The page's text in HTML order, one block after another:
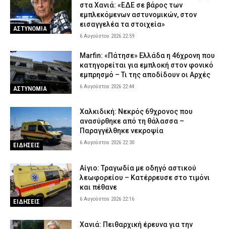
ΑΣΤΥΝΟΜΙΑ
στα Χανιά: «ΕΔΕ σε βάρος των
εμπλεκόμενων αστυνομικών, στον
εισαγγελέα τα στοιχεία»
6 Αυγούστου 2026 22:59
ΑΣΤΥΝΟΜΙΑ
Marfin: «Πάτησε» Ελλάδα η 46χρονη που
κατηγορείται για εμπλοκή στον φονικό
εμπρησμό – Τι της αποδίδουν οι Αρχές
6 Αυγούστου 2026 22:44
ΕΙΔΗΣΕΙΣ
Χαλκιδική: Νεκρός 69χρονος που
ανασύρθηκε από τη θάλασσα –
Παραγγέλθηκε νεκροψία
6 Αυγούστου 2026 22:30
ΕΙΔΗΣΕΙΣ
Αίγιο: Τραγωδία με οδηγό αστικού
λεωφορείου – Κατέρρευσε στο τιμόνι
και πέθανε
6 Αυγούστου 2026 22:16
Χανιά: Πειθαρχική έρευνα για την